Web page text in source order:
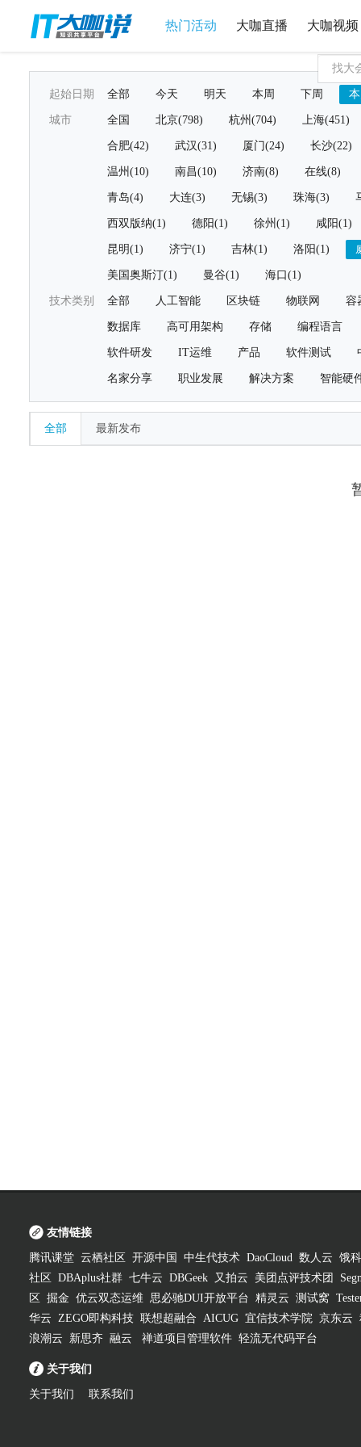
热门活动 大咖直播 大咖视频
起始日期 全部 今天 明天 本周 下周
城市 全国 北京(798) 杭州(704) 上海(451)
合肥(42) 武汉(31) 厦门(24) 长沙(22)
温州(10) 南昌(10) 济南(8) 在线(8)
青岛(4) 大连(3) 无锡(3) 珠海(3)
西双版纳(1) 德阳(1) 徐州(1) 咸阳(1)
昆明(1) 济宁(1) 吉林(1) 洛阳(1)
美国奥斯汀(1) 曼谷(1) 海口(1)
技术类别 全部 人工智能 区块链 物联网 容
数据库 高可用架构 存储 编程语言
软件研发 IT运维 产品 软件测试
名家分享 职业发展 解决方案 智能硬
全部 最新发布
友情链接
腾讯课堂 云栖社区 开源中国 中生代技术 DaoCloud 数人云 饿
社区
DBAplus社群 七牛云 DBGeek 又拍云 美团点评技术团
区
掘金 优云双态运维 思必驰DUI开放平台 精灵云 测试窝
华云 ZEGO即构科技 联想超融合 AICUG 宜信技术学院 京东云
浪潮云
新思齐 融云 禅道项目管理软件 轻流无代码平台
关于我们
关于我们 联系我们